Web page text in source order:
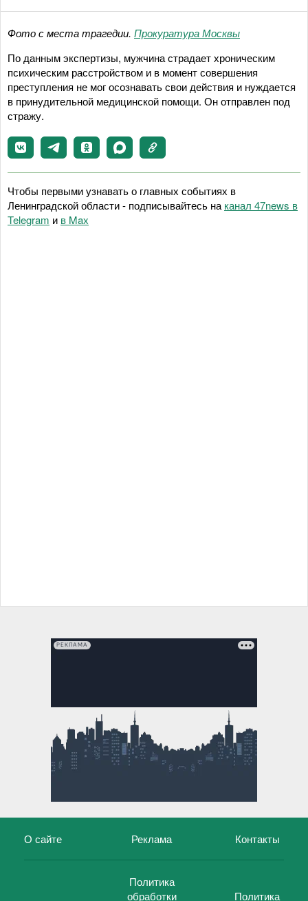
Фото с места трагедии. Прокуратура Москвы
По данным экспертизы, мужчина страдает хроническим
психическим расстройством и в момент совершения
преступления не мог осознавать свои действия и нуждается
в принудительной медицинской помощи. Он отправлен под
стражу.
Чтобы первыми узнавать о главных событиях в
Ленинградской области - подписывайтесь на канал 47news в
Telegram и в Maх
РЕКЛАМА
О сайте Реклама Контакты
Политика
обработки
Политика